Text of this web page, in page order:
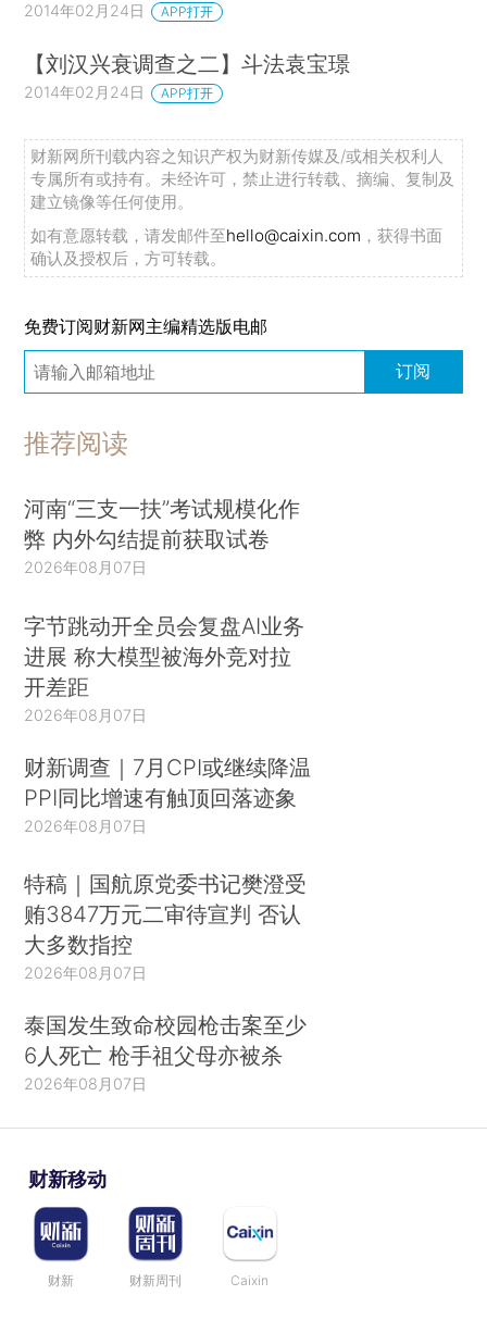
2014年02月24日 APP打开
【刘汉兴衰调查之二】斗法袁宝璟
2014年02月24日 APP打开
财新网所刊载内容之知识产权为财新传媒及/或相关权利人
专属所有或持有。未经许可，禁止进行转载、摘编、复制及
建立镜像等任何使用。
如有意愿转载，请发邮件至hello@caixin.com ，获得书面
确认及授权后，方可转载。
免费订阅财新网主编精选版电邮
订阅
推荐阅读
河南“三支一扶”考试规模化作
弊 内外勾结提前获取试卷
2026年08月07日
字节跳动开全员会复盘AI业务
进展 称大模型被海外竞对拉
开差距
2026年08月07日
财新调查｜7月CPI或继续降温
PPI同比增速有触顶回落迹象
2026年08月07日
特稿｜国航原党委书记樊澄受
贿3847万元二审待宣判 否认
大多数指控
2026年08月07日
泰国发生致命校园枪击案至少
6人死亡 枪手祖父母亦被杀
2026年08月07日
财新移动
财新 财新周刊 Caixin